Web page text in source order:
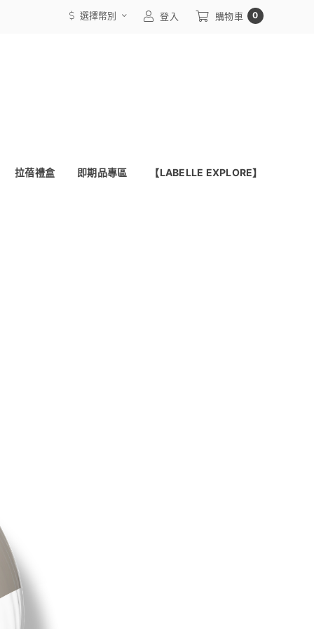
選擇幣別 登入 購物車 0
拉蓓禮盒 即期品專區 【LABELLE EXPLORE】